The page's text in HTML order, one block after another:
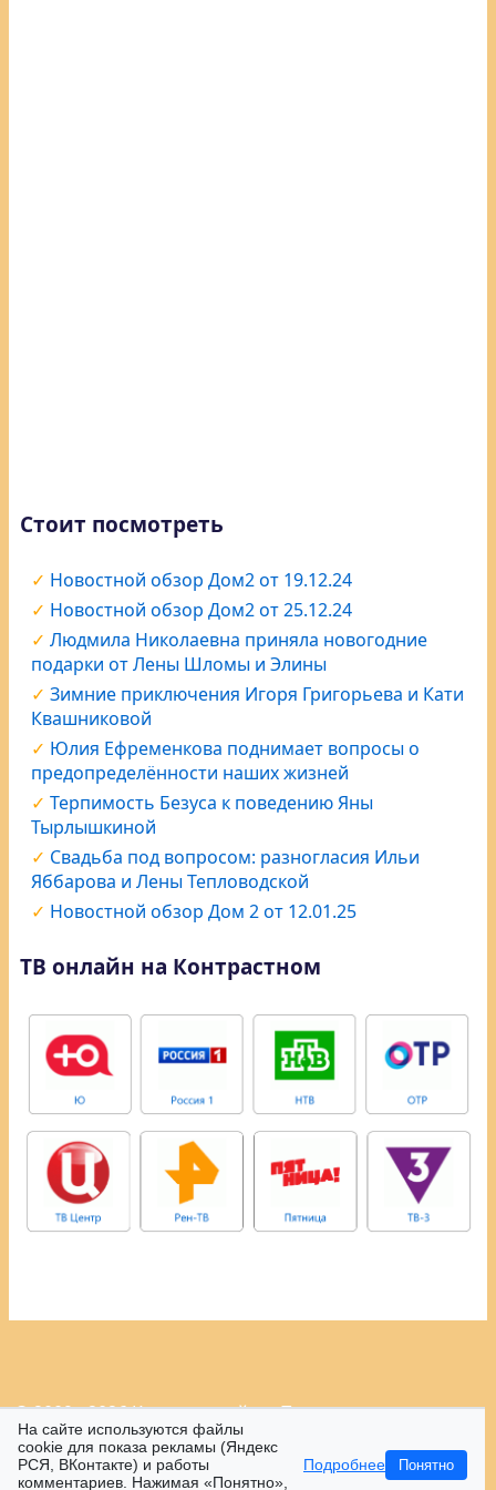
Стоит посмотреть
Новостной обзор Дом2 от 19.12.24
Новостной обзор Дом2 от 25.12.24
Людмила Николаевна приняла новогодние
подарки от Лены Шломы и Элины
Зимние приключения Игоря Григорьева и Кати
Квашниковой
Юлия Ефременкова поднимает вопросы о
предопределённости наших жизней
Терпимость Безуса к поведению Яны
Тырлышкиной
Свадьба под вопросом: разногласия Ильи
Яббарова и Лены Тепловодской
Новостной обзор Дом 2 от 12.01.25
ТВ онлайн на Контрастном
© 2009 - 2026 Контрастный.ру.Политика
конфиденциальности.
16+
На сайте используются файлы
cookie для показа рекламы (Яндекс
РСЯ, ВКонтакте) и работы
комментариев. Нажимая «Понятно»,
Подробнее Понятно